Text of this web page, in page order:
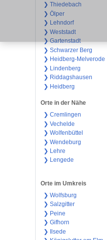
❯ Thiedebach
❯ Ölper
❯ Lehndorf
❯ Weststadt
❯ Gartenstadt
❯ Schwarzer Berg
❯ Heidberg-Melverode
❯ Lindenberg
❯ Riddagshausen
❯ Heidberg
Orte in der Nähe
❯ Cremlingen
❯ Vechelde
❯ Wolfenbüttel
❯ Wendeburg
❯ Lehre
❯ Lengede
Orte im Umkreis
❯ Wolfsburg
❯ Salzgitter
❯ Peine
❯ Gifhorn
❯ Ilsede